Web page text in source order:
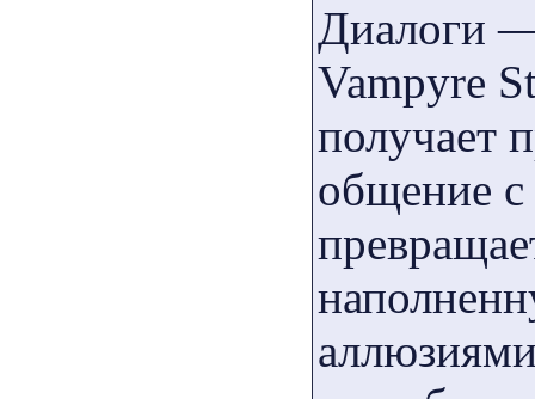
Диалоги
Vampyre
получает
общение